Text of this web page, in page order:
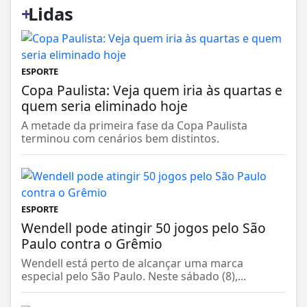
+
Lidas
ESPORTE
Copa Paulista: Veja quem iria às quartas e
quem seria eliminado hoje
A metade da primeira fase da Copa Paulista
terminou com cenários bem distintos.
ESPORTE
Wendell pode atingir 50 jogos pelo São
Paulo contra o Grêmio
Wendell está perto de alcançar uma marca
especial pelo São Paulo. Neste sábado (8),...